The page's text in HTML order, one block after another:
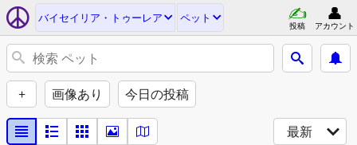
バイセイリア・トゥーレア ペット
投稿 アカウント
+ 画像あり 今日の投稿
最新